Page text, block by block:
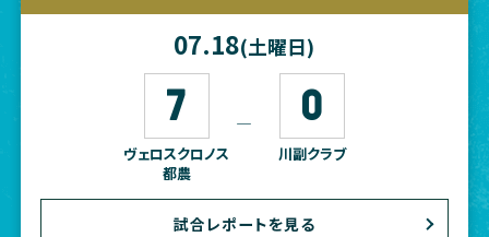
07.18(土曜日)
7
ヴェロスクロノス
都農
― 0
川副クラブ
試合レポートを見る